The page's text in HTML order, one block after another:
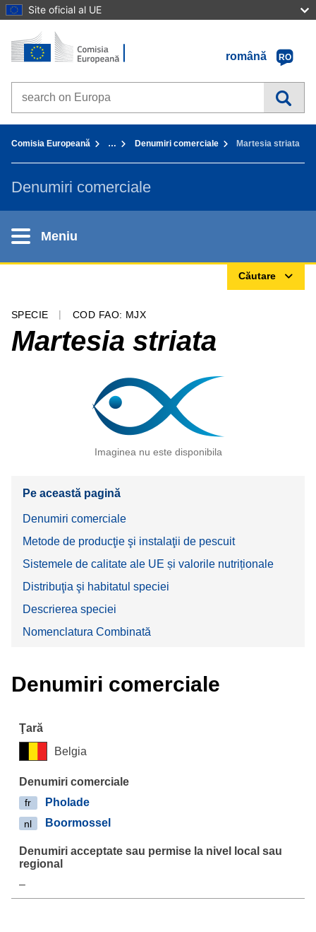
Site oficial al UE
Accesaţi conţinutul
Prima pagină - Comisia Europeană
română
RO
Search on Europa websites
Comisia Europeană … Denumiri comerciale Martesia striata
Denumiri comerciale
Meniu
Căutare
SPECIE COD FAO: MJX
Martesia striata
Imaginea nu este disponibila
Pe această pagină
Denumiri comerciale
Metode de producţie şi instalaţii de pescuit
Sistemele de calitate ale UE și valorile nutriționale
Distribuţia şi habitatul speciei
Descrierea speciei
Nomenclatura Combinată
Denumiri comerciale
Belgia
fr Pholade
nl Boormossel
–